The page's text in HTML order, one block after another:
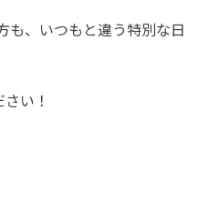
も、いつもと違う特別な日
い！